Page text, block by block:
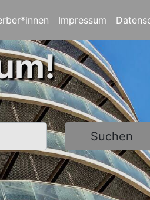
Impressum
Suchen